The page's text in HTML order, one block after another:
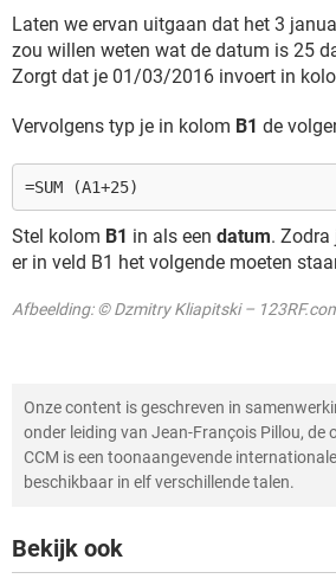
Laten we ervan uitgaan dat het 3
zou willen weten wat de datum is 25
Zorgt dat je 01/03/2016 invoert in
Vervolgens typ je in kolom B1 de
=SUM (A1+25)
Stel kolom B1 in als een datum. Zodra
er in veld B1 het volgende moeten
Afbeelding: © Dzmitry Kliapitski –
Onze content is geschreven in
onder leiding van Jean-François Pillou, de
CCM is een toonaangevende
beschikbaar in elf verschillende talen.
Bekijk ook